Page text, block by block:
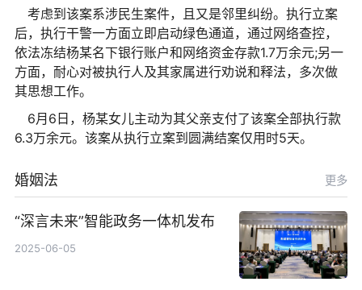
考虑到该案系涉民生案件，且又是邻里纠纷。执行立案
后，执行干警一方面立即启动绿色通道，通过网络查控，
依法冻结杨某名下银行账户和网络资金存款1.7万余元;另一
方面，耐心对被执行人及其家属进行劝说和释法，多次做
其思想工作。
6月6日，杨某女儿主动为其父亲支付了该案全部执行款
6.3万余元。该案从执行立案到圆满结案仅用时5天。
婚姻法 更多
“深言未来”智能政务一体机发布
2025-06-05